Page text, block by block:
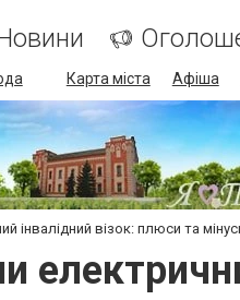
Карта міста Афіша
інвалідний візок: плюси та